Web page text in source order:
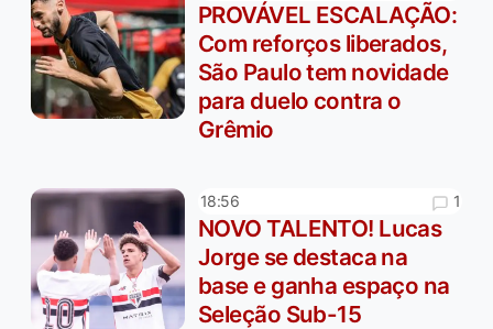
PROVÁVEL ESCALAÇÃO:
Com reforços liberados,
São Paulo tem novidade
para duelo contra o
Grêmio
18:56 1
NOVO TALENTO! Lucas
Jorge se destaca na
base e ganha espaço na
Seleção Sub-15